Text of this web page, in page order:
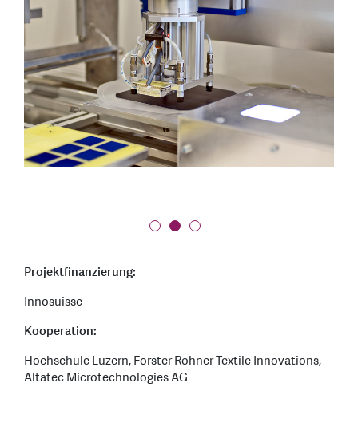
Projektfinanzierung:
Innosuisse
Kooperation:
Hochschule Luzern, Forster Rohner Textile Innovations,
Altatec Microtechnologies AG